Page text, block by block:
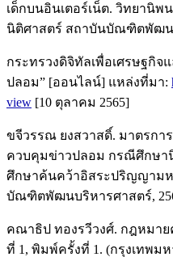
เด็กบนอินเตอร์เน็ต. วิทยา
นิติศาสตร์ สถาบันบัณฑิตพัฒน
กระทรวงดิจิทัลเพื่อเศรษฐกิจ
ปลอม” [ออนไลน์] แหล่งที่มา:
view [10 ตุลาคม 2565]
ขจีวรรณ ยงสวาสดิ์. มาตรกา
ควบคุมข่าวปลอม กรณีศึกษา
ศึกษาค้นคว้าอิสระปริญญาม
บัณฑิตพัฒนบริหารศาสตร์,
คณาธิป ทองรวีวงศ์. กฎหมาย
ที่ 1, พิมพ์ครั้งที่ 1. (กรุงเทพม